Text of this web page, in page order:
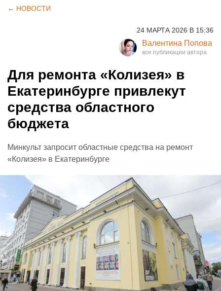
← НОВОСТИ
24 МАРТА 2026 В 15:36
Валентина Попова
Для ремонта «Колизея» в
Екатеринбурге привлекут
средства областного
бюджета
Минкульт запросит областные средства на ремонт
«Колизея» в Екатеринбурге